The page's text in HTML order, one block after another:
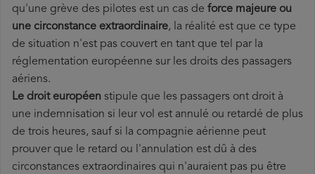
qu'une grève des pilotes est un cas de force majeure ou
une circonstance extraordinaire, la réalité est que ce type
de situation n'est pas couvert en tant que tel par la
réglementation européenne sur les droits des passagers
aériens.
Le droit européen stipule que les passagers ont droit à
une indemnisation si leur vol est annulé ou retardé de plus
de trois heures, sauf si la compagnie aérienne peut
prouver que le retard ou l'annulation est dû à des
circonstances extraordinaires qui n'auraient pas pu être